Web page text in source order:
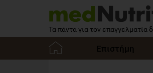
Τα πάντα για τον επαγγελματία
Επιστήμη